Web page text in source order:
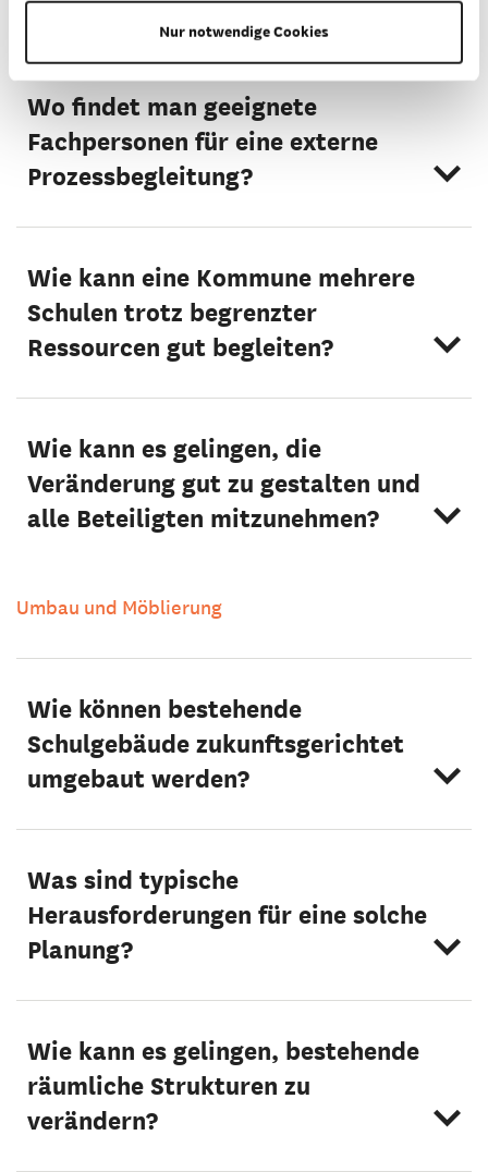
Nur notwendige Cookies
Wo findet man geeignete
Fachpersonen für eine externe
Prozessbegleitung?
Wie kann eine Kommune mehrere
Schulen trotz begrenzter
Ressourcen gut begleiten?
Wie kann es gelingen, die
Veränderung gut zu gestalten und
alle Beteiligten mitzunehmen?
Umbau und Möblierung
Wie können bestehende
Schulgebäude zukunftsgerichtet
umgebaut werden?
Was sind typische
Herausforderungen für eine solche
Planung?
Wie kann es gelingen, bestehende
räumliche Strukturen zu
verändern?